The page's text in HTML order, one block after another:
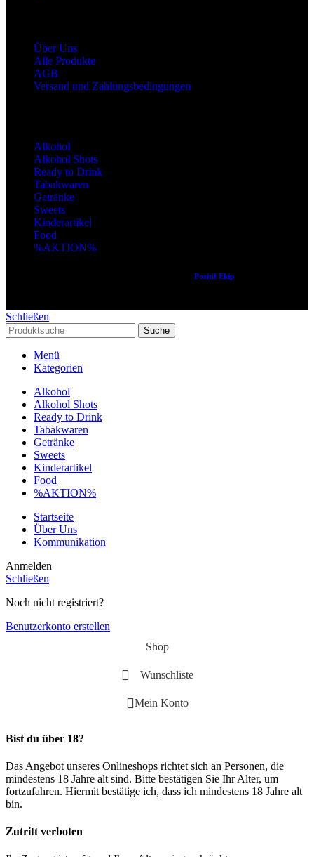
Über Uns
Alle Produkte
AGB
Versand und Zahlungsbedingungen
Alkohol
Alkohol Shots
Ready to Drink
Tabakwaren
Getränke
Sweets
Kinderartikel
Food
%AKTION%
Pozitif Ekip
Schließen
Suche
Menü
Kategorien
Alkohol
Alkohol Shots
Ready to Drink
Tabakwaren
Getränke
Sweets
Kinderartikel
Food
%AKTION%
Startseite
Über Uns
Kommunikation
Anmelden
Schließen
Noch nicht registriert?
Benutzerkonto erstellen
Shop
Wunschliste
Mein Konto
Bist du über 18?
Das Angebot unseres Onlineshops richtet sich an Personen, die
mindestens 18 Jahre alt sind. Bitte bestätigen Sie Ihr Alter, um
fortzufahren. Hiermit bestätige ich, dass ich mindestens 18 Jahre alt
bin.
Zutritt verboten